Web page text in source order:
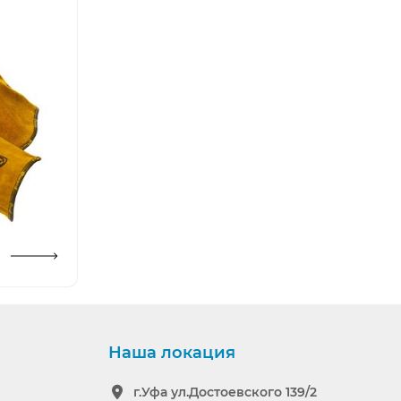
Наша локация
г.Уфа ул.Достоевского 139/2